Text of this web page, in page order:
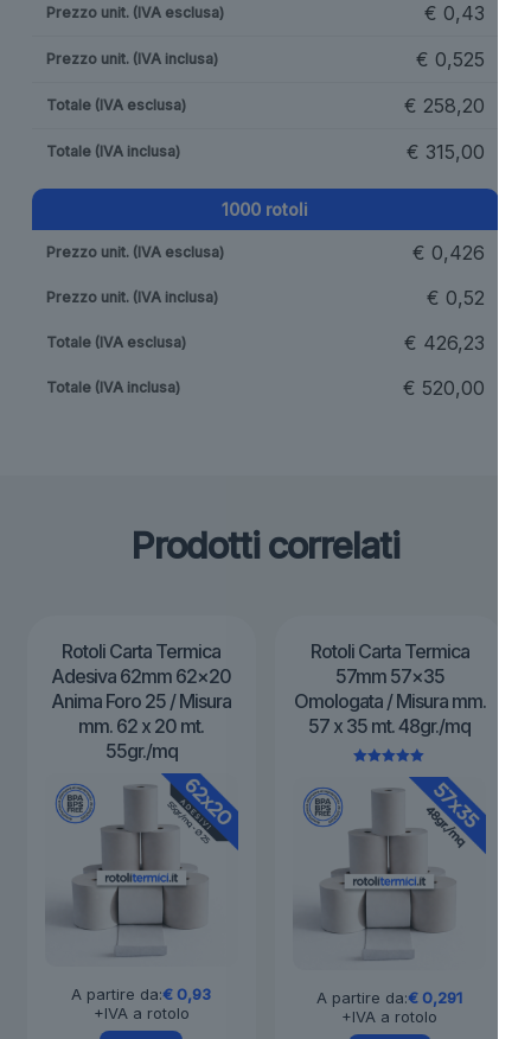
€ 0,43
€ 0,525
€ 258,20
€ 315,00
1000 rotoli
€ 0,426
€ 0,52
€ 426,23
€ 520,00
Prodotti correlati
Rotoli Carta Termica
Adesiva 62mm 62×20
Anima Foro 25 / Misura
mm. 62 x 20 mt.
55gr./mq
A partire da:€0,93
+IVA a rotolo
Rotoli Carta Termica
57mm 57×35
Omologata / Misura mm.
57 x 35 mt. 48gr./mq
Valutato
5.00
A partire da:€0,291
+IVA a rotolo